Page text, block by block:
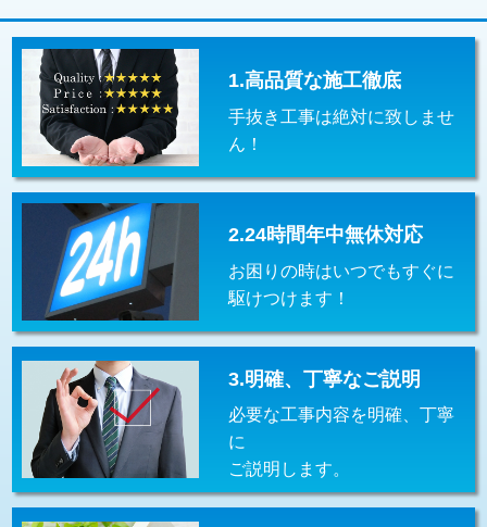
その他部品の脱着
交換・取付（タンク） 22,000円+材料費
交換・取付(単水栓（壁付・デッキ
式）)
交換・取付(混合水栓（壁付・デッキ
式・ワンホール）)
交換・取付(排水栓・排水トラップ
（P/S/ポップアップ））
22,000円+材料費
交換・取付（その他部品） 11,000円+材料費
持込商品取付（単水栓） 13,200円
持込商品取付（混合水栓） 16,500円
持込商品取付（浄水器・分岐水栓） 16,500円
1.高品質な施工徹底
手抜き工事は絶対に致しませ
ん！
2.24時間年中無休対応
お困りの時はいつでもすぐに
駆けつけます！
3.明確、丁寧なご説明
必要な工事内容を明確、丁寧
に
ご説明します。